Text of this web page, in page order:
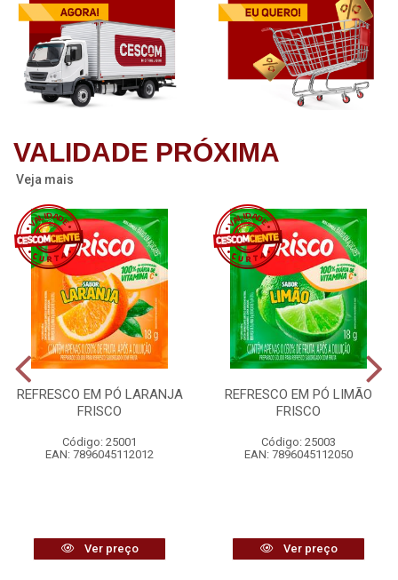
VALIDADE PRÓXIMA
Veja mais
REFRESCO EM PÓ LARANJA
FRISCO
Código: 25001
EAN: 7896045112012
Ver preço
REFRESCO EM PÓ LIMÃO
FRISCO
Código: 25003
EAN: 7896045112050
Ver preço